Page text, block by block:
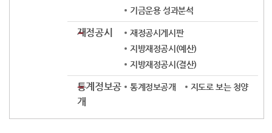
기금운용 성과분석
재정공시
재정공시게시판
지방재정공시(예산)
지방재정공시(결산)
통계정보공
개
통계정보공개 지도로 보는 청양